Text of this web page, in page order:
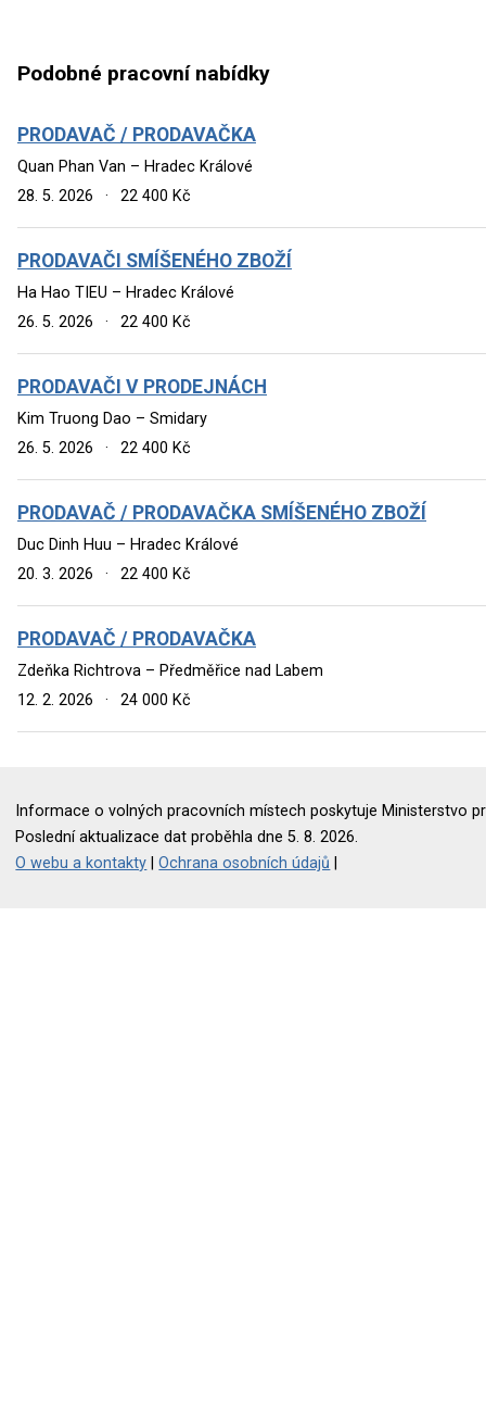
Podobné pracovní nabídky
PRODAVAČ / PRODAVAČKA
Quan Phan Van – Hradec Králové
28. 5. 2026
· 22 400 Kč
PRODAVAČI SMÍŠENÉHO ZBOŽÍ
Ha Hao TIEU – Hradec Králové
26. 5. 2026
· 22 400 Kč
PRODAVAČI V PRODEJNÁCH
Kim Truong Dao – Smidary
26. 5. 2026
· 22 400 Kč
PRODAVAČ / PRODAVAČKA SMÍŠENÉHO ZBOŽÍ
Duc Dinh Huu – Hradec Králové
20. 3. 2026
· 22 400 Kč
PRODAVAČ / PRODAVAČKA
Zdeňka Richtrova – Předměřice nad Labem
12. 2. 2026
· 24 000 Kč
Informace o volných pracovních místech poskytuje Ministerstvo
Poslední aktualizace dat proběhla dne 5. 8. 2026.
O webu a kontakty |Ochrana osobních údajů